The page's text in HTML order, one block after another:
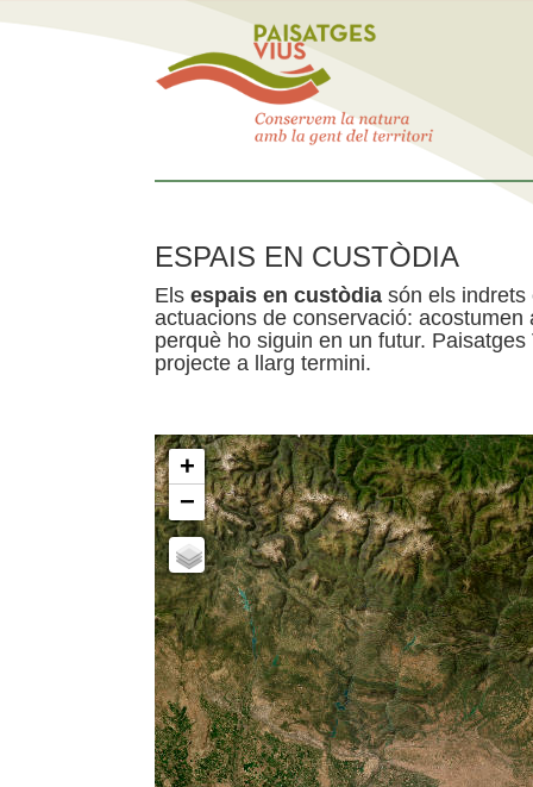
ESPAIS EN CUSTÒDIA
Els espais en custòdia són els indrets
actuacions de conservació:
perquè ho siguin en un futur.
projecte a llarg termini.
+
−